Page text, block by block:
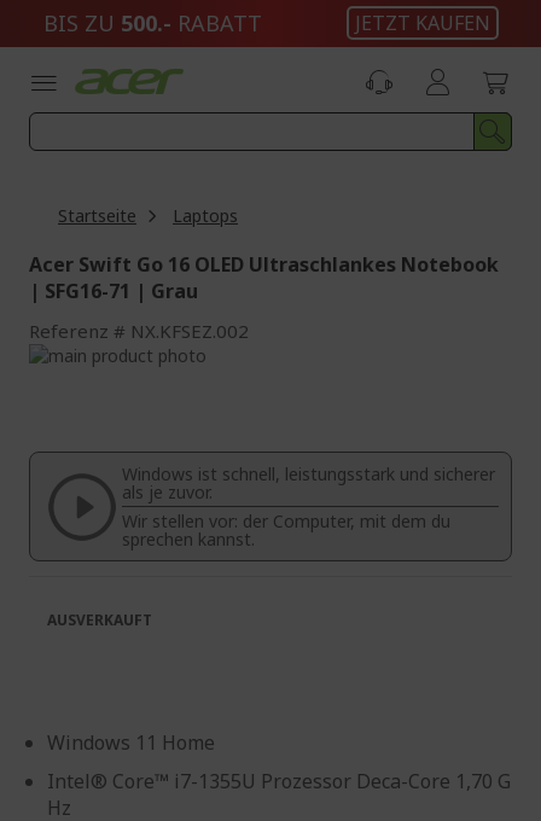
BIS ZU 500.- RABATT JETZT KAUFEN
Startseite Laptops
Acer Swift Go 16 OLED Ultraschlankes Notebook
| SFG16-71 | Grau
Referenz NX.KFSEZ.002
Zum
springen
Bildgalerie
springen
Windows ist schnell, leistungsstark und sicherer
als je zuvor.
Wir stellen vor: der Computer, mit dem du
sprechen kannst.
Windows 11 Home
Intel® Core™ i7-1355U Prozessor Deca-Core 1,70 G
Hz
AUSVERKAUFT